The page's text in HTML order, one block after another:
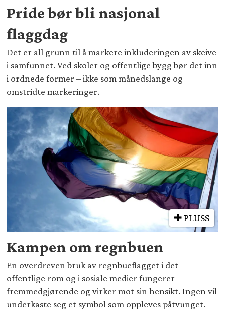
Pride bør bli nasjonal
flaggdag
Det er all grunn til å markere inkluderingen av skeive
i samfunnet. Ved skoler og offentlige bygg bør det inn
i ordnede former – ikke som månedslange og
omstridte markeringer.
PLUSS
Kampen om regnbuen
En overdreven bruk av regnbueflagget i det
offentlige rom og i sosiale medier fungerer
fremmedgjørende og virker mot sin hensikt. Ingen vil
underkaste seg et symbol som oppleves påtvunget.